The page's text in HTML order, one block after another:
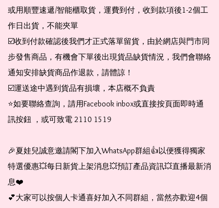
或用順豐速遞/智能櫃取貨，運費到付，收到款項後1-2個工
作日出貨，不能夾單
☑️收到付款確認後我們才正式落單留貨，由於網店與門市同
步發售商品，有機會下單後出現貨品缺貨情況，我們會聯絡
通知安排缺貨商品作退款，請體諒！
☑️運送途中遇到貨品有損壞，本店概不負責
⭐️如要聯絡查詢，請用Facebook inbox或直接按頁面即時通
訊按鈕 ，或可致電 2110 1519
🎉夏娃兒誠意邀請閣下加入WhatsApp群組👍以便獲得獨家
特選優惠💥每日新貨上架消息💥預訂產品資訊💥直播最新消
息❤️
💕大家可以按個人卡通喜好加入不同群組，當然亦歡迎4個